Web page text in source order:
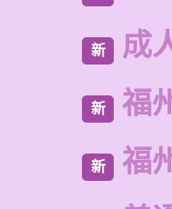
新 成
新 福
新 福